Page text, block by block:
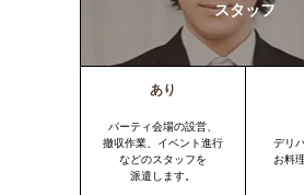
スタッフ
あり
パーティ会場の設営、
撤収作業、イベント進行
などのスタッフを
派遣します。
デリ
お料